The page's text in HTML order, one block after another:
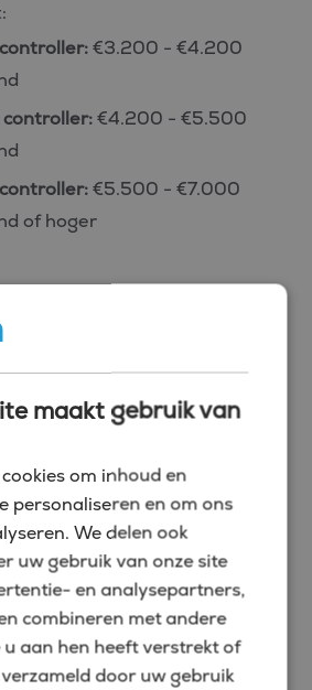
€3.200 - €4.200
€4.200 - €5.500
€5.500 - €7.000
of hoger
ziekenhuizen of
de salarissen aan de
ranges liggen, soms zelfs
veel organisaties
arbeidsvoorwaarden
maand, bonusregelingen,
reiskostenvergoeding en
werkervaring met specifieke
of Oracle) of sectoren kan
salaris. Spreek je bijvoorbeeld
taal of heb je ervaring met
Dan kun je vaak rekenen
maakt gebruik van
om inhoud en
personaliseren en om ons
We delen ook
uw gebruik van onze site
en analysepartners,
combineren met andere
aan hen heeft verstrekt of
door uw gebruik